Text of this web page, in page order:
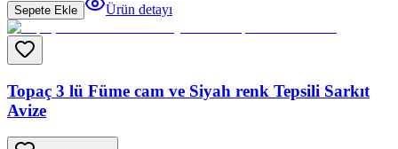
Sepete Ekle Ürün detayı
Topaç 3 lü Füme cam ve Siyah renk Tepsili Sarkıt
Avize